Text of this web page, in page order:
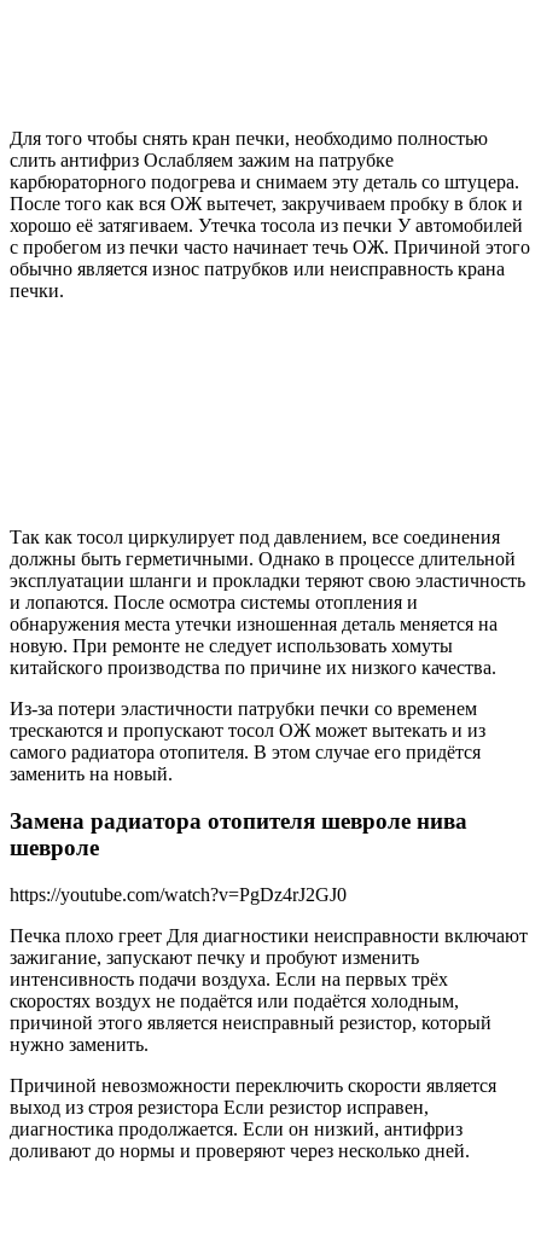
Для того чтобы снять кран печки, необходимо полностью
слить антифриз Ослабляем зажим на патрубке
карбюраторного подогрева и снимаем эту деталь со штуцера.
После того как вся ОЖ вытечет, закручиваем пробку в блок и
хорошо её затягиваем. Утечка тосола из печки У автомобилей
с пробегом из печки часто начинает течь ОЖ. Причиной этого
обычно является износ патрубков или неисправность крана
печки.
Так как тосол циркулирует под давлением, все соединения
должны быть герметичными. Однако в процессе длительной
эксплуатации шланги и прокладки теряют свою эластичность
и лопаются. После осмотра системы отопления и
обнаружения места утечки изношенная деталь меняется на
новую. При ремонте не следует использовать хомуты
китайского производства по причине их низкого качества.
Из-за потери эластичности патрубки печки со временем
трескаются и пропускают тосол ОЖ может вытекать и из
самого радиатора отопителя. В этом случае его придётся
заменить на новый.
Замена радиатора отопителя шевроле нива
шевроле
https://youtube.com/watch?v=PgDz4rJ2GJ0
Печка плохо греет Для диагностики неисправности включают
зажигание, запускают печку и пробуют изменить
интенсивность подачи воздуха. Если на первых трёх
скоростях воздух не подаётся или подаётся холодным,
причиной этого является неисправный резистор, который
нужно заменить.
Причиной невозможности переключить скорости является
выход из строя резистора Если резистор исправен,
диагностика продолжается. Если он низкий, антифриз
доливают до нормы и проверяют через несколько дней.